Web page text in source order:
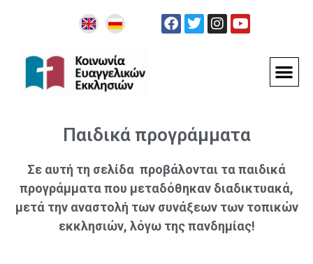
Παιδικά προγράμματα
Σε αυτή τη σελίδα προβάλονται τα παιδικά
προγράμματα που μεταδόθηκαν διαδικτυακά,
μετά την αναστολή των συνάξεων των τοπικών
εκκλησιών, λόγω της πανδημίας!